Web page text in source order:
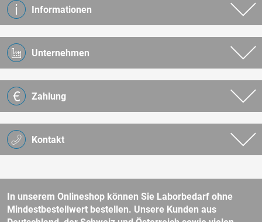
Kontakt
Informationen
Unternehmen
Zahlung
In unserem Onlineshop können Sie Laborbedarf ohne
Mindestbestellwert bestellen. Unsere Kunden aus